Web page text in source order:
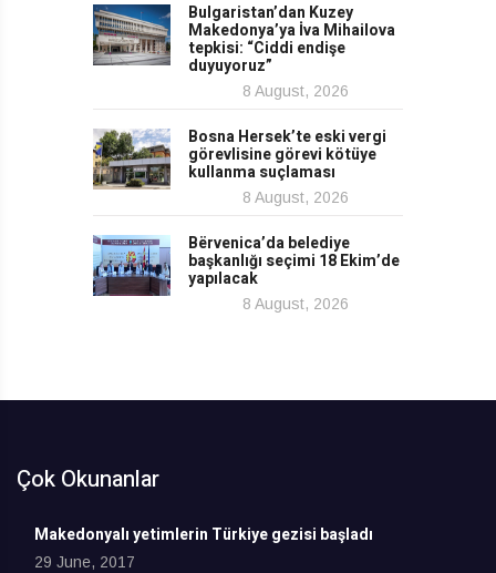
Bulgaristan’dan Kuzey
Makedonya’ya İva Mihailova
tepkisi: “Ciddi endişe
duyuyoruz”
8 August, 2026
Bosna Hersek’te eski vergi
görevlisine görevi kötüye
kullanma suçlaması
8 August, 2026
Bërvenica’da belediye
başkanlığı seçimi 18 Ekim’de
yapılacak
8 August, 2026
Çok Okunanlar
Makedonyalı yetimlerin Türkiye gezisi başladı
29 June, 2017